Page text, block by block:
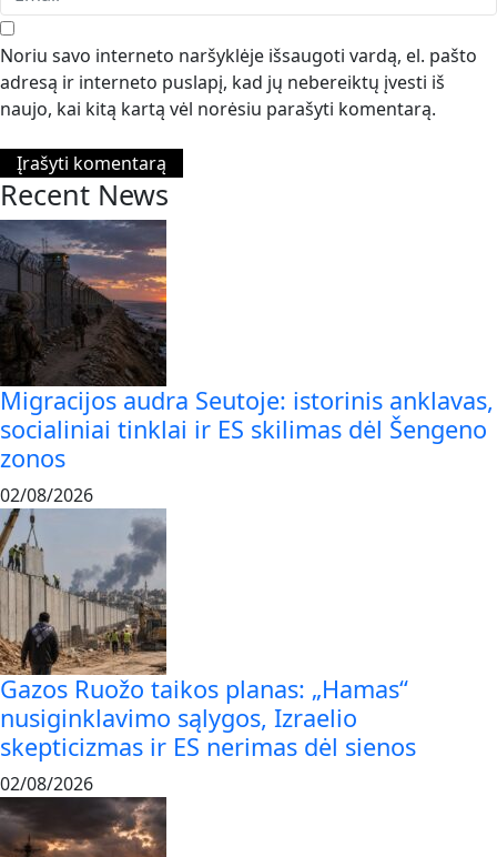
Noriu savo interneto naršyklėje išsaugoti vardą, el. pašto
adresą ir interneto puslapį, kad jų nebereiktų įvesti iš
naujo, kai kitą kartą vėl norėsiu parašyti komentarą.
Recent News
Migracijos audra Seutoje: istorinis anklavas,
socialiniai tinklai ir ES skilimas dėl Šengeno
zonos
02/08/2026
Gazos Ruožo taikos planas: „Hamas“
nusiginklavimo sąlygos, Izraelio
skepticizmas ir ES nerimas dėl sienos
02/08/2026